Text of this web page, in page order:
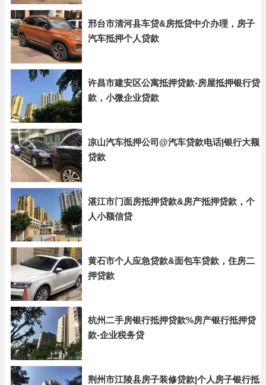
邢台市清河县车贷&房抵贷中介办理，房子
汽车抵押个人贷款
许昌市建安区公寓抵押贷款-房屋抵押银行贷
款，小微企业贷款
凉山汽车抵押公司@汽车贷款电话|银行大额
贷款
湛江市门面房抵押贷款&房产抵押贷款，个
人小额信贷
黄石市个人应急贷款&面包车贷款，住房二
押贷款
杭州二手房银行抵押贷款%房产银行抵押贷
款-企业税务贷
荆州市江陵县房子装修贷款|个人房子银行抵